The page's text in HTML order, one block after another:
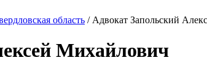
область / Адвокат Запольский
Михайлович